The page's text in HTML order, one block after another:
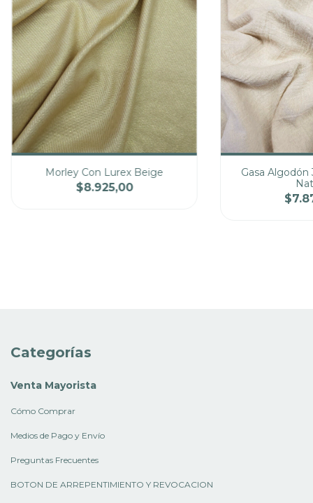
Morley Con Lurex Beige
$8.925,00
Gasa
Categorías
Venta Mayorista
Cómo Comprar
Medios de Pago y Envío
Preguntas Frecuentes
BOTON DE ARREPENTIMIENTO Y REVOCACION